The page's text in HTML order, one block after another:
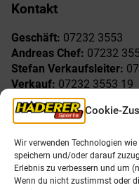
Cookie-
Wir verwenden Technologien
speichern und/oder darauf
Erlebnis zu verbessern und um
Wenn du nicht zustimmst oder
Kontakt
Geschäft: 07232 3553
Andreas Chef: 07232
Stefan Verkaufsleiter:
Verkauf: 07232 3553 19
Reklamationen:
Freude am Sport
AGB
Impressum